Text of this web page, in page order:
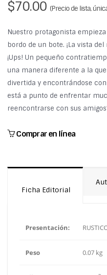
$70.00 (Precio de lista,
Nuestro protagonista
bordo de un bote. ¡La vista
¡Ups! Un pequeño
una manera diferente a la
divertida y encontrándose
está a punto de enfrentar
reencontrarse con sus
Comprar en línea
Ficha Editorial
Presentación:
Peso 0.07 kg